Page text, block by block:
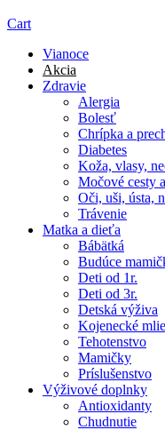
Cart
Vianoce
Akcia
Zdravie
Alergia
Bolesť
Chrípka a
Diabetes
Koža, vlasy,
Močové cesty
Oči, uši, ústa,
Trávenie
Matka a dieťa
Bábätká
Budúce
Deti od 1r.
Deti od 3r.
Detská výživa
Kojenecké
Tehotenstvo
Mamičky
Príslušenstvo
Výživové doplnky
Antioxidanty
Chudnutie